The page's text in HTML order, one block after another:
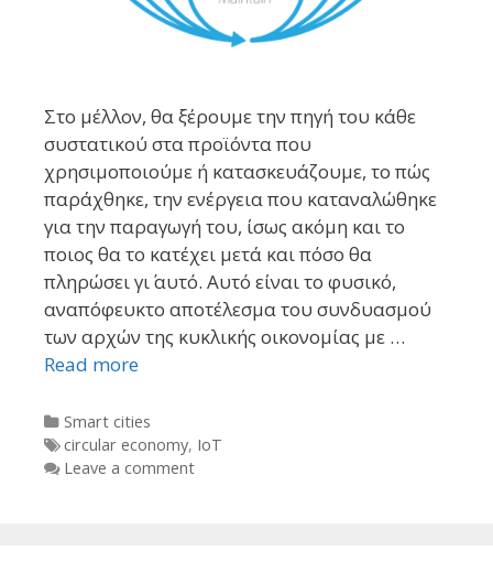
Στο μέλλον, θα ξέρουμε την πηγή του κάθε
συστατικού στα προϊόντα που
χρησιμοποιούμε ή κατασκευάζουμε, το πώς
παράχθηκε, την ενέργεια που καταναλώθηκε
για την παραγωγή του, ίσως ακόμη και το
ποιος θα το κατέχει μετά και πόσο θα
πληρώσει γι΄ αυτό. Αυτό είναι το φυσικό,
αναπόφευκτο αποτέλεσμα του συνδυασμού
των αρχών της κυκλικής οικονομίας με …
Read more
Categories
Smart cities
Tags
circular economy, IoT
Leave a comment